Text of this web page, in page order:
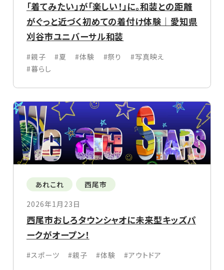
「着てみたい」が「楽しい！」に。和装との距離
がぐっと近づく初めての着付け体験｜愛知県
刈谷市ユニバーサル和装
#親子 #夏 #体験 #祭り
#写真映え
#暮らし
あれこれ
西尾市
2026年1月23日
西尾市おしろタウンシャオに未来型キッズパ
ークがオープン！
#スポーツ #親子 #体験 #アウトドア